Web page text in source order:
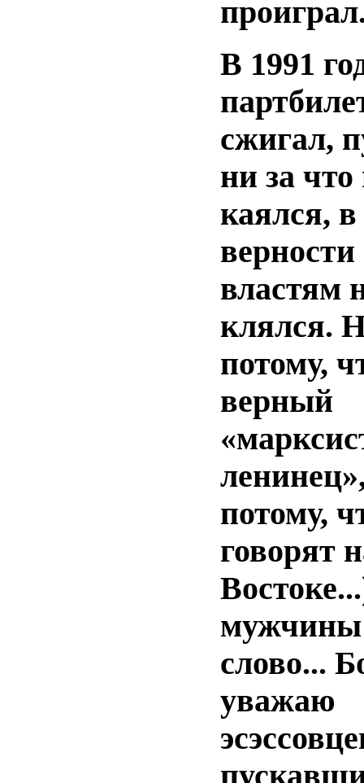
В 1991
сжигал,
ни за что
каялся, в
властям
клялся.
потому,
верный
потому,
говорят
мужчины
слово...
уважаю